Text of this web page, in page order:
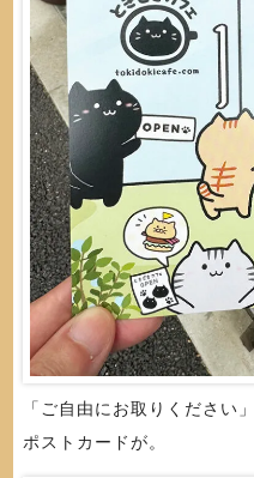
「ご自由にお取りください
ポストカードが。